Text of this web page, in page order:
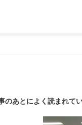
のあとによく読まれて